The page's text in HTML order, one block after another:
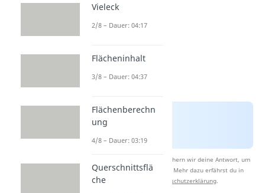
Nach Beantwortung speichern wir deine Antwort, um
Studyflix zu verbessern. Mehr dazu erfährst du in
Datenschutzerklärung.
Vieleck
2/8 – Dauer: 04:17
Flächeninhalt
3/8 – Dauer: 04:37
Flächenberechn
ung
4/8 – Dauer: 03:19
Querschnittsflä
che